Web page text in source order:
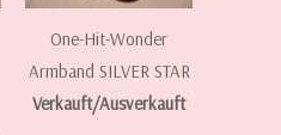
One-Hit-Wonder
Armband SILVER STAR
Verkauft/Ausverkauft